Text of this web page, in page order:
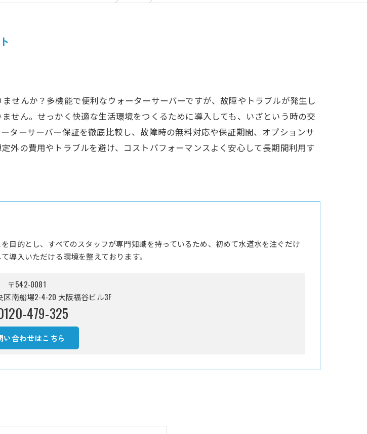
せんか？多機能で便利なウォーターサーバーですが、故障やトラブルが発生し
せん。せっかく快適な生活環境をつくるために導入しても、いざという時の交
ターサーバー保証を徹底比較し、故障時の無料対応や保証期間、オプションサ
外の費用やトラブルを避け、コストパフォーマンスよく安心して長期間利用す
目的とし、すべてのスタッフが専門知識を持っているため、初めて水道水を注ぐだけ
導入いただける環境を整えております。
〒542-0081
南船場2-4-20 大阪福谷ビル3F
479-325
い合わせはこちら